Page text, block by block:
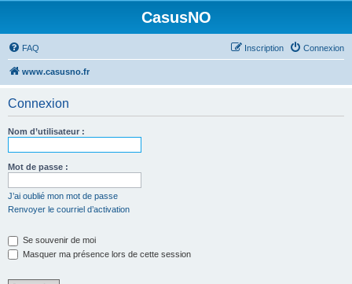
CasusNO
FAQ Connexion
Inscription
www.casusno.fr
Connexion
Nom d’utilisateur :
Mot de passe :
J’ai oublié mon mot de passe
Renvoyer le courriel d’activation
Se souvenir de moi
Masquer ma présence lors de cette session